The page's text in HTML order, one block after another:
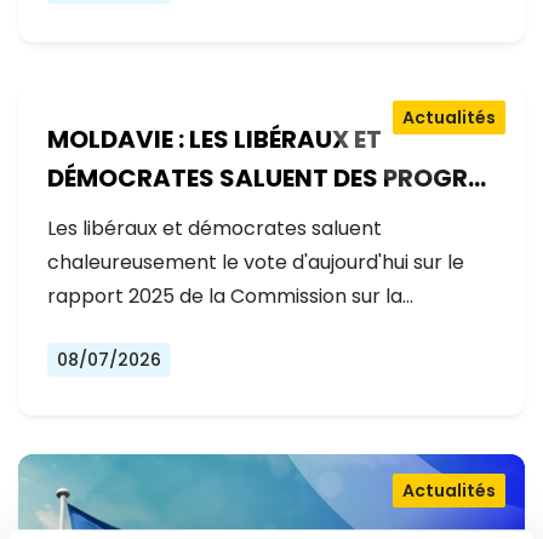
MOLDAVIE : LES LIBÉRAUX ET
DÉMOCRATES SALUENT DES PROGRÈS
EXCEPTIONNELS SUR LA VOIE DE
L'ADHÉSION À L'UE
Actualités
Les libéraux et démocrates saluent
chaleureusement le vote d'aujourd'hui sur le
rapport 2025 de la Commission sur la…
08/07/2026
Actualités